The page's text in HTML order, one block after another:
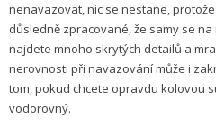
nenavazovat, nic se nestane, protože
důsledně zpracované, že samy se
najdete mnoho skrytých detailů a
nerovnosti při navazování může i
tom, pokud chcete opravdu kolovou
vodorovný.